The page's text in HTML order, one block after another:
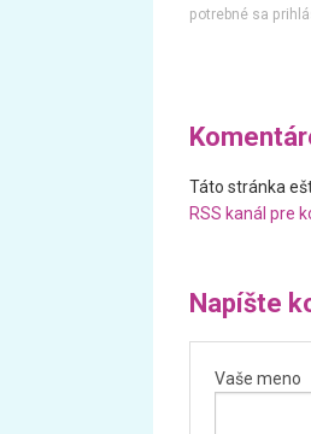
potrebné sa
Táto stránka
RSS kanál pre
Napíšte
Vaše meno